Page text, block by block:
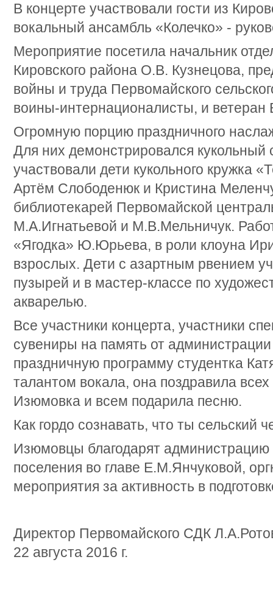
В концерте участвовали гости из
вокальный ансамбль «Колечко» -
Мероприятие посетила начальник
Кировского района О.В. Кузнецова,
войны и труда Первомайского
воины-интернационалисты, и
Огромную порцию праздничного
Для них демонстрировался кукольный
участвовали дети кукольного кружка
Артём Слободенюк и Кристина
библиотекарей Первомайской
М.А.Игнатьевой и М.В.Мельничук.
«Ягодка» Ю.Юрьева, в роли клоуна
взрослых. Дети с азартным рвением
пузырей и в мастер-классе по
акварелью.
Все участники концерта, участники
сувениры на память от
праздничную программу студентка
талантом вокала, она поздравила
Изюмовка и всем подарила песню.
Как гордо сознавать, что ты сельский
Изюмовцы благодарят администрацию
поселения во главе Е.М.Янчуковой,
мероприятия за активность в
Директор Первомайского СДК
22 августа 2016 г.